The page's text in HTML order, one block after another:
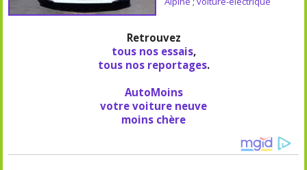
Retrouvez
tous nos essais,
tous nos reportages.
AutoMoins
votre voiture neuve
moins chère